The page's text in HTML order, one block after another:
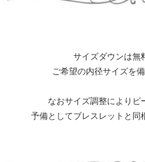
サイズダウンは無
ご希望の内径サイズを
なおサイズ調整によりビ
予備としてブレスレットと同